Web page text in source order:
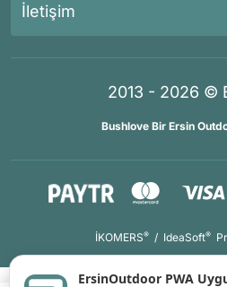
İletişim
2013 - 2026 ©
Bushlove Bir Ersin
İKOMERS® / IdeaSoft®
ErsinOutdoor PWA